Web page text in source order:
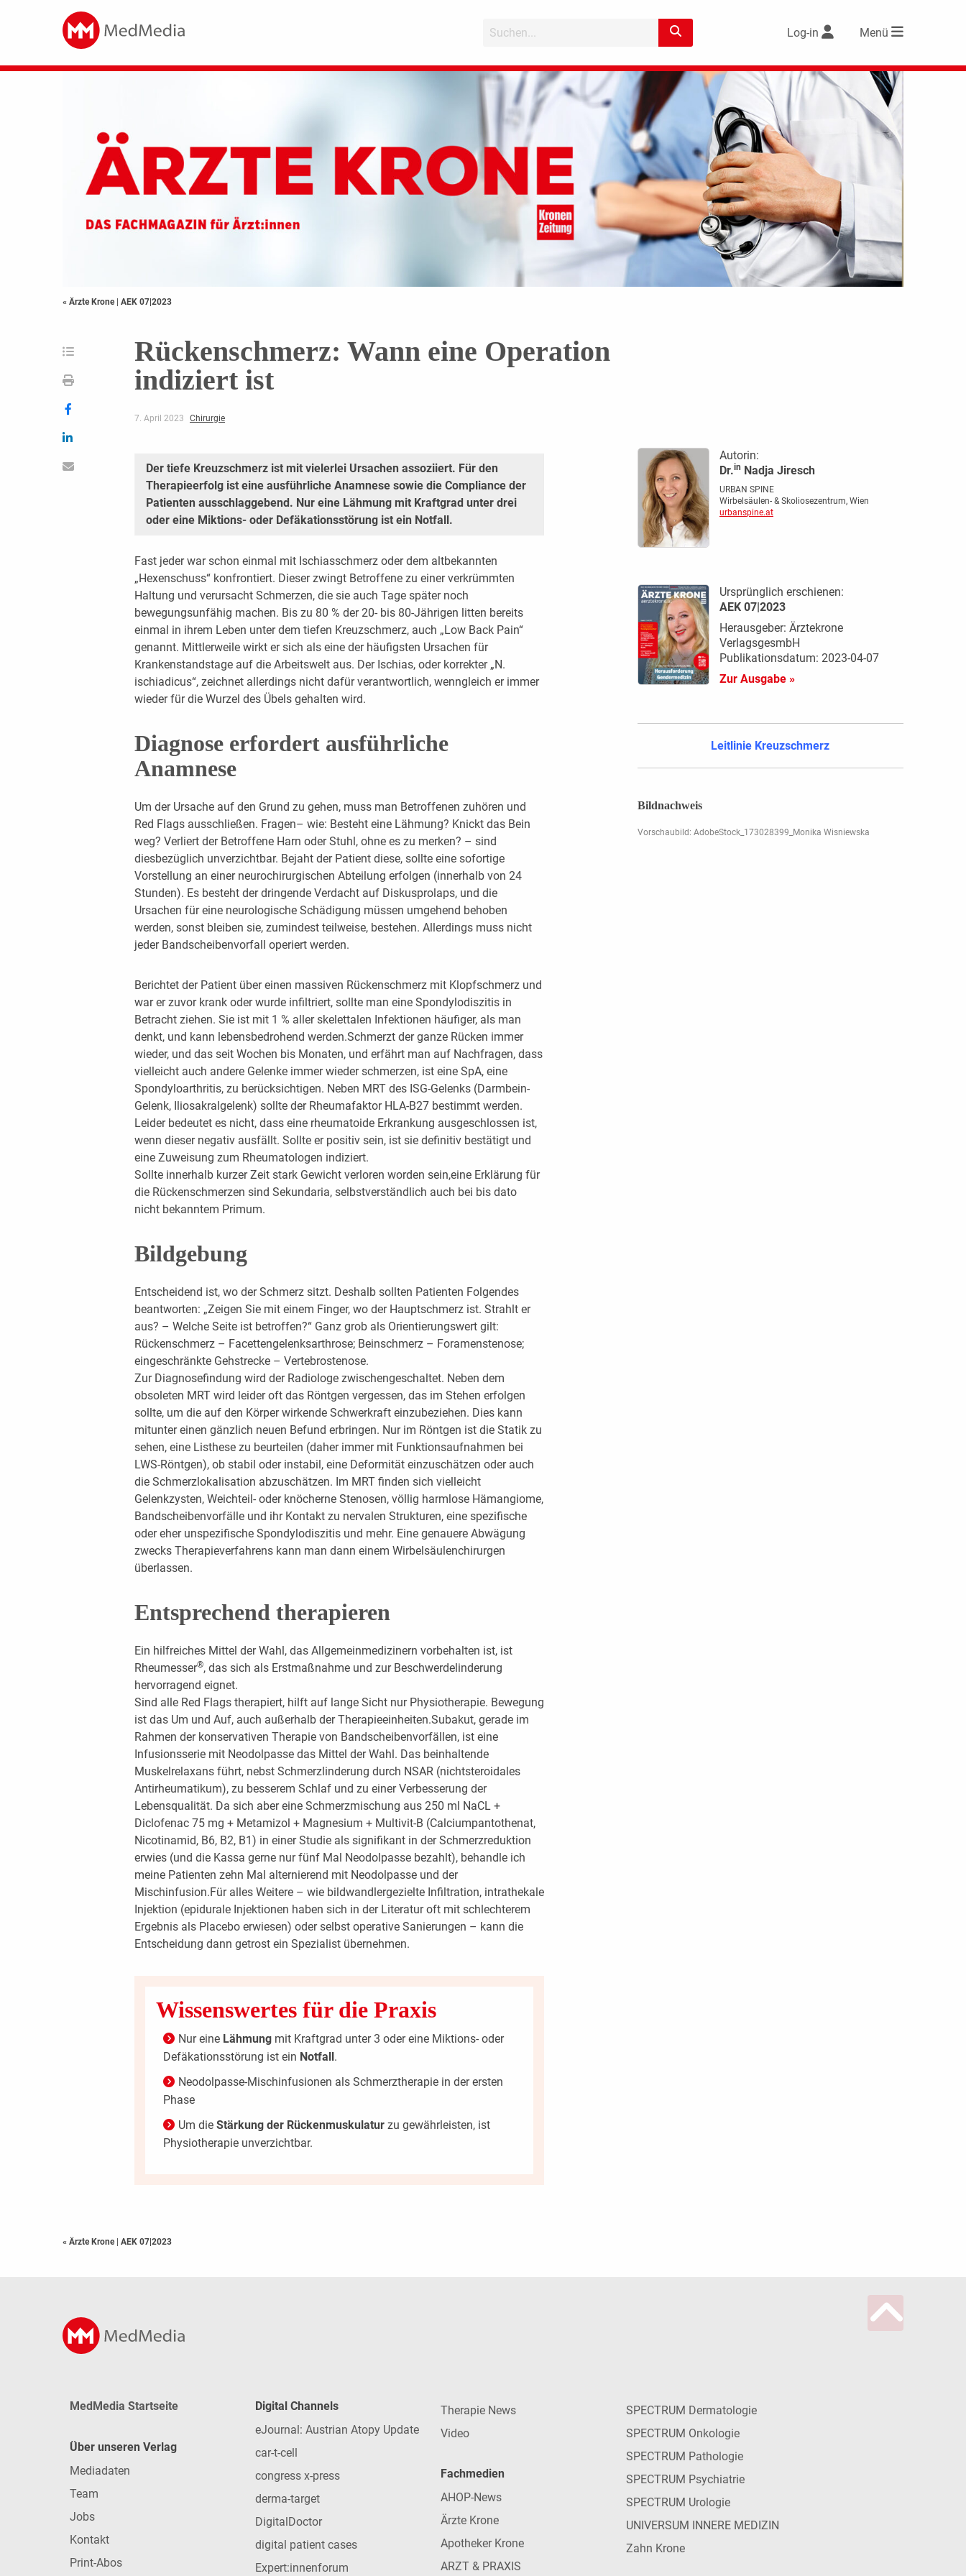
Log-in Menü
« Ärzte Krone | AEK 07|2023
Rückenschmerz: Wann eine Operation
indiziert ist
7. April 2023 Chirurgie
Der tiefe Kreuzschmerz ist mit vielerlei Ursachen assoziiert. Für den
Therapieerfolg ist eine ausführliche Anamnese sowie die Compliance der
Patienten ausschlaggebend. Nur eine Lähmung mit Kraftgrad unter drei
oder eine Miktions- oder Defäkationsstörung ist ein Notfall.
Fast jeder war schon einmal mit Ischiasschmerz oder dem altbekannten
„Hexenschuss“ konfrontiert. Dieser zwingt Betroffene zu einer verkrümmten
Haltung und verursacht Schmerzen, die sie auch Tage später noch
bewegungsunfähig machen. Bis zu 80 % der 20- bis 80-Jährigen litten bereits
einmal in ihrem Leben unter dem tiefen Kreuzschmerz, auch „Low Back Pain“
genannt. Mittlerweile wirkt er sich als eine der häufigsten Ursachen für
Krankenstandstage auf die Arbeitswelt aus. Der Ischias, oder korrekter „N.
ischiadicus“, zeichnet allerdings nicht dafür verantwortlich, wenngleich er immer
wieder für die Wurzel des Übels gehalten wird.
Diagnose erfordert ausführliche
Anamnese
Um der Ursache auf den Grund zu gehen, muss man Betroffenen zuhören und
Red Flags ausschließen. Fragen– wie: Besteht eine Lähmung? Knickt das Bein
weg? Verliert der Betroffene Harn oder Stuhl, ohne es zu merken? – sind
diesbezüglich unverzichtbar. Bejaht der Patient diese, sollte eine sofortige
Vorstellung an einer neurochirurgischen Abteilung erfolgen (innerhalb von 24
Stunden). Es besteht der dringende Verdacht auf Diskusprolaps, und die
Ursachen für eine neurologische Schädigung müssen umgehend behoben
werden, sonst bleiben sie, zumindest teilweise, bestehen. Allerdings muss nicht
jeder Bandscheibenvorfall operiert werden.
Berichtet der Patient über einen massiven Rückenschmerz mit Klopfschmerz und
war er zuvor krank oder wurde infiltriert, sollte man eine Spondylodiszitis in
Betracht ziehen. Sie ist mit 1 % aller skelettalen Infektionen häufiger, als man
denkt, und kann lebensbedrohend werden.Schmerzt der ganze Rücken immer
wieder, und das seit Wochen bis Monaten, und erfährt man auf Nachfragen, dass
vielleicht auch andere Gelenke immer wieder schmerzen, ist eine SpA, eine
Spondyloarthritis, zu berücksichtigen. Neben MRT des ISG-Gelenks (Darmbein-
Gelenk, Iliosakralgelenk) sollte der Rheumafaktor HLA-B27 bestimmt werden.
Leider bedeutet es nicht, dass eine rheumatoide Erkrankung ausgeschlossen ist,
wenn dieser negativ ausfällt. Sollte er positiv sein, ist sie definitiv bestätigt und
eine Zuweisung zum Rheumatologen indiziert.
Sollte innerhalb kurzer Zeit stark Gewicht verloren worden sein,eine Erklärung für
die Rückenschmerzen sind Sekundaria, selbstverständlich auch bei bis dato
nicht bekanntem Primum.
Bildgebung
Entscheidend ist, wo der Schmerz sitzt. Deshalb sollten Patienten Folgendes
beantworten: „Zeigen Sie mit einem Finger, wo der Hauptschmerz ist. Strahlt er
aus? – Welche Seite ist betroffen?“ Ganz grob als Orientierungswert gilt:
Rückenschmerz – Facettengelenksarthrose; Beinschmerz – Foramenstenose;
eingeschränkte Gehstrecke – Vertebrostenose.
Zur Diagnosefindung wird der Radiologe zwischengeschaltet. Neben dem
obsoleten MRT wird leider oft das Röntgen vergessen, das im Stehen erfolgen
sollte, um die auf den Körper wirkende Schwerkraft einzubeziehen. Dies kann
mitunter einen gänzlich neuen Befund erbringen. Nur im Röntgen ist die Statik zu
sehen, eine Listhese zu beurteilen (daher immer mit Funktionsaufnahmen bei
LWS-Röntgen), ob stabil oder instabil, eine Deformität einzuschätzen oder auch
die Schmerzlokalisation abzuschätzen. Im MRT finden sich vielleicht
Gelenkzysten, Weichteil- oder knöcherne Stenosen, völlig harmlose Hämangiome,
Bandscheibenvorfälle und ihr Kontakt zu nervalen Strukturen, eine spezifische
oder eher unspezifische Spondylodiszitis und mehr. Eine genauere Abwägung
zwecks Therapieverfahrens kann man dann einem Wirbelsäulenchirurgen
überlassen.
Entsprechend therapieren
Ein hilfreiches Mittel der Wahl, das Allgemeinmedizinern vorbehalten ist, ist
Rheumesser®, das sich als Erstmaßnahme und zur Beschwerdelinderung
hervorragend eignet.
Sind alle Red Flags therapiert, hilft auf lange Sicht nur Physiotherapie. Bewegung
ist das Um und Auf, auch außerhalb der Therapieeinheiten.Subakut, gerade im
Rahmen der konservativen Therapie von Bandscheibenvorfällen, ist eine
Infusionsserie mit Neodolpasse das Mittel der Wahl. Das beinhaltende
Muskelrelaxans führt, nebst Schmerzlinderung durch NSAR (nichtsteroidales
Antirheumatikum), zu besserem Schlaf und zu einer Verbesserung der
Lebensqualität. Da sich aber eine Schmerzmischung aus 250 ml NaCL +
Diclofenac 75 mg + Metamizol + Magnesium + Multivit-B (Calciumpantothenat,
Nicotinamid, B6, B2, B1) in einer Studie als signifikant in der Schmerzreduktion
erwies (und die Kassa gerne nur fünf Mal Neodolpasse bezahlt), behandle ich
meine Patienten zehn Mal alternierend mit Neodolpasse und der
Mischinfusion.Für alles Weitere – wie bildwandlergezielte Infiltration, intrathekale
Injektion (epidurale Injektionen haben sich in der Literatur oft mit schlechterem
Ergebnis als Placebo erwiesen) oder selbst operative Sanierungen – kann die
Entscheidung dann getrost ein Spezialist übernehmen.
Wissenswertes für die Praxis
Nur eine Lähmungmit Kraftgrad unter 3 oder eine Miktions- oder
Defäkationsstörung ist ein Notfall.
Neodolpasse-Mischinfusionen als Schmerztherapie in der ersten
Phase
Um die Stärkung der Rückenmuskulaturzu gewährleisten, ist
Physiotherapie unverzichtbar.
Autorin:
Dr.in Nadja Jiresch
URBAN SPINE
Wirbelsäulen- & Skoliosezentrum, Wien
urbanspine.at
Ursprünglich erschienen:
AEK 07|2023
Herausgeber: Ärztekrone
VerlagsgesmbH
Publikationsdatum: 2023-04-07
Zur Ausgabe »
Leitlinie Kreuzschmerz
Bildnachweis
Vorschaubild: AdobeStock_173028399_Monika Wisniewska
« Ärzte Krone | AEK 07|2023
MedMedia Startseite
Über unseren Verlag
Mediadaten
Team
Jobs
Kontakt
Print-Abos
Digital Channels
eJournal: Austrian Atopy Update
car-t-cell
congress x-press
derma-target
DigitalDoctor
digital patient cases
Expert:innenforum
Therapie News
Video
Fachmedien
AHOP-News
Ärzte Krone
Apotheker Krone
ARZT & PRAXIS
SPECTRUM Dermatologie
SPECTRUM Onkologie
SPECTRUM Pathologie
SPECTRUM Psychiatrie
SPECTRUM Urologie
UNIVERSUM INNERE MEDIZIN
Zahn Krone